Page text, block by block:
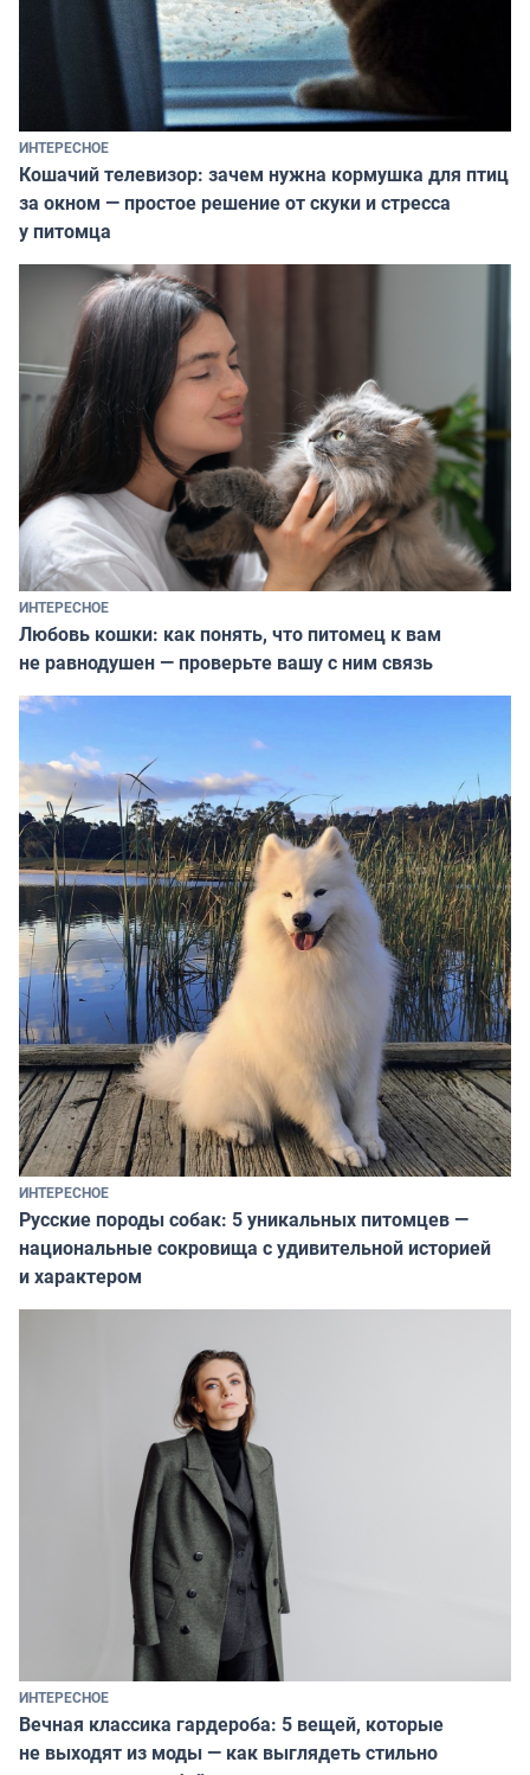
ИНТЕРЕСНОЕ
Кошачий телевизор: зачем нужна кормушка для птиц
за окном — простое решение от скуки и стресса
у питомца
ИНТЕРЕСНОЕ
Любовь кошки: как понять, что питомец к вам
не равнодушен — проверьте вашу с ним связь
ИНТЕРЕСНОЕ
Русские породы собак: 5 уникальных питомцев —
национальные сокровища с удивительной историей
и характером
ИНТЕРЕСНОЕ
Вечная классика гардероба: 5 вещей, которые
не выходят из моды — как выглядеть стильно